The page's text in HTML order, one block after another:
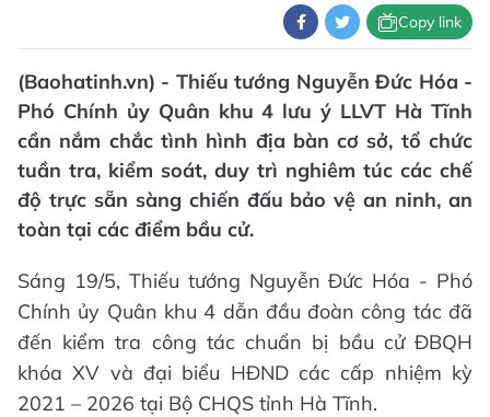
Copy link
(Baohatinh.vn) - Thiếu tướng Nguyễn Đức Hóa -
Phó Chính ủy Quân khu 4 lưu ý LLVT Hà Tĩnh
cần nắm chắc tình hình địa bàn cơ sở, tổ chức
tuần tra, kiểm soát, duy trì nghiêm túc các chế
độ trực sẵn sàng chiến đấu bảo vệ an ninh, an
toàn tại các điểm bầu cử.
Sáng 19/5, Thiếu tướng Nguyễn Đức Hóa - Phó
Chính ủy Quân khu 4 dẫn đầu đoàn công tác đã
đến kiểm tra công tác chuẩn bị bầu cử ĐBQH
khóa XV và đại biểu HĐND các cấp nhiệm kỳ
2021 – 2026 tại Bộ CHQS tỉnh Hà Tĩnh.